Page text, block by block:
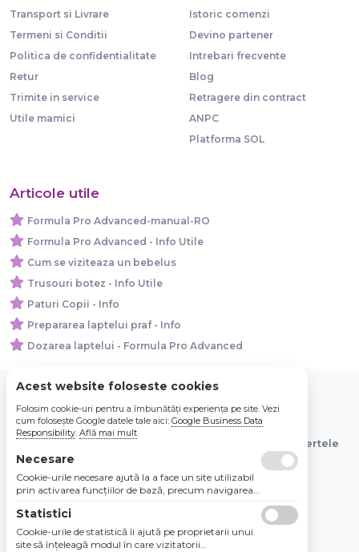
Transport si Livrare
Termeni si Conditii
Politica de confidentialitate
Retur
Trimite in service
Utile mamici
Istoric comenzi
Devino partener
Intrebari frecvente
Blog
Retragere din contract
ANPC
Platforma SOL
Articole utile
Formula Pro Advanced-manual-RO
Formula Pro Advanced - Info Utile
Cum se viziteaza un bebelus
Trusouri botez - Info Utile
Paturi Copii - Info
Prepararea laptelui praf - Info
Dozarea laptelui - Formula Pro Advanced
© 2026 Bebe Nou Online Store SRL
Toate preturile sunt exprimate in lei si includ tva. Ofertele
sunt valabile in limita stocului disponibil.
Acest website foloseste cookies
Folosim cookie-uri pentru a îmbunătăți experiența pe site. Vezi
cum folosește Google datele tale aici: Google Business Data
Responsibility. Află mai mult
Necesare
Cookie-urile necesare ajută la a face un site utilizabil
prin activarea funcţiilor de bază, precum navigarea
Site-ul nu poate funcţiona corespunzător fără aceste
cookie-uri.
Statistici
Cookie-urile de statistică îi ajută pe proprietarii unui
site să înţeleagă modul în care vizitatorii